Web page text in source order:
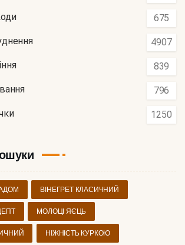
675
4907
839
796
1250
ВІНЕГРЕТ КЛАСИЧНИЙ
МОЛОЦІ ЯЄЦЬ
НІЖНІСТЬ КУРКОЮ